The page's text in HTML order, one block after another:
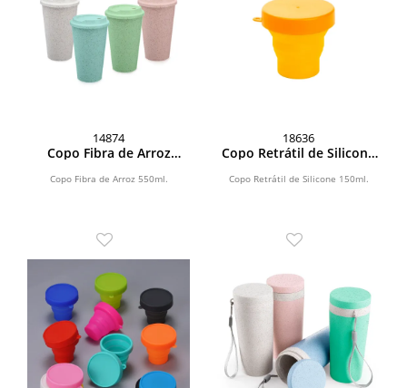
14874
Copo Fibra de Arroz
Copo Fibra de Arroz 550ml.
18636
Copo Retrátil de Silicone
Copo Retrátil de Silicone 150ml.